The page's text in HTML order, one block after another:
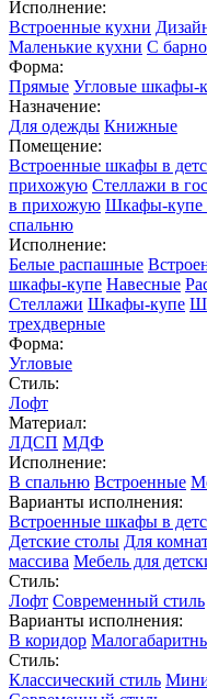
Исполнение:
Встроенные кухни
Маленькие кухни С
Форма:
Прямые Угловые шкафы-
Назначение:
Для одежды Книжные
Помещение:
Встроенные шкафы в
прихожую Стеллажи в
в прихожую Шкафы-купе
спальню
Исполнение:
Белые распашные
шкафы-купе Навесные
Стеллажи Шкафы-купе
трехдверные
Форма:
Угловые
Стиль:
Лофт
Материал:
ЛДСП МДФ
Исполнение:
В спальню Встроенные
Варианты исполнения:
Встроенные шкафы в
Детские столы Для
массива Мебель для
Стиль:
Лофт Современный стиль
Варианты исполнения:
В коридор
Стиль:
Классический стиль